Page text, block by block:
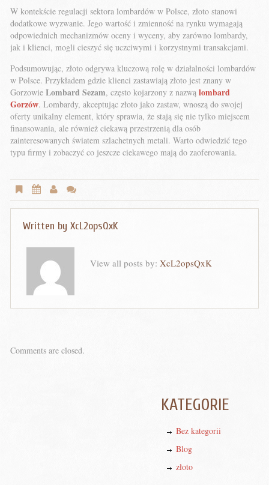
W kontekście regulacji sektora lombardów w Polsce, złoto stanowi
dodatkowe wyzwanie. Jego wartość i zmienność na rynku wymagają
odpowiednich mechanizmów oceny i wyceny, aby zarówno lombardy,
jak i klienci, mogli cieszyć się uczciwymi i korzystnymi transakcjami.
Podsumowując, złoto odgrywa kluczową rolę w działalności lombardów
w Polsce. Przykładem gdzie klienci zastawiają złoto jest znany w
Gorzowie Lombard Sezam, często kojarzony z nazwą lombard
Gorzów. Lombardy, akceptując złoto jako zastaw, wnoszą do swojej
oferty unikalny element, który sprawia, że stają się nie tylko miejscem
finansowania, ale również ciekawą przestrzenią dla osób
zainteresowanych światem szlachetnych metali. Warto odwiedzić tego
typu firmy i zobaczyć co jeszcze ciekawego mają do zaoferowania.
Written by XcL2opsQxK
View all posts by: XcL2opsQxK
Comments are closed.
KATEGORIE
Bez kategorii
Blog
złoto